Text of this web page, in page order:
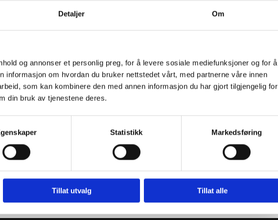
Detaljer Om
og annonser et personlig preg, for å levere sosiale mediefunksjoner og for å
informasjon om hvordan du bruker nettstedet vårt, med partnerne våre innen
som kan kombinere den med annen informasjon du har gjort tilgjengelig for
din bruk av tjenestene deres.
Statistikk Markedsføring
Tillat utvalg Tillat alle